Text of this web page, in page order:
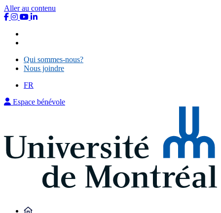
Aller au contenu
Qui sommes-nous?
Nous joindre
FR
Espace bénévole